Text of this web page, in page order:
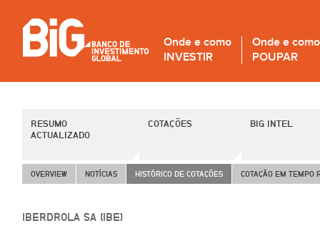
Onde e como
INVESTIR
Onde e como
POUPAR
RESUMO
ACTUALIZADO
COTAÇÕES BIG INTEL
OVERVIEW NOTÍCIAS HISTÓRICO DE COTAÇÕES COTAÇÃO EM TEMPO
IBERDROLA SA (IBE)